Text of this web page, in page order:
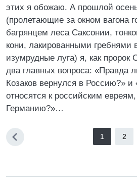
этих я обожаю. А прошлой
(пролетающие за окном вагона
багрянцем леса Саксонии,
кони, лакированными гребнями
изумрудные луга) я, как пророк
два главных вопроса: «Правда
Козаков вернулся в Россию?» и
относятся к российским
Германию?»…
1 2